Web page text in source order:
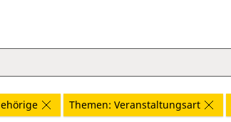
Themen: Veranstaltungsart